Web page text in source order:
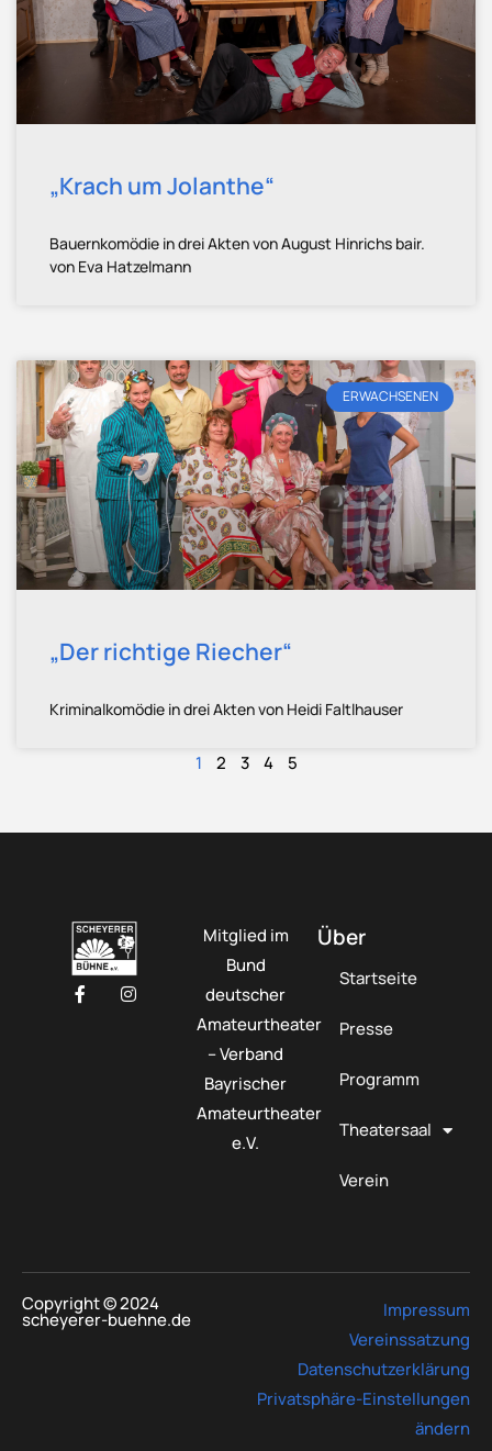
„Krach um Jolanthe“
Bauernkomödie in drei Akten von August Hinrichs bair.
von Eva Hatzelmann
ERWACHSENEN
„Der richtige Riecher“
Kriminalkomödie in drei Akten von Heidi Faltlhauser
1 2 3 4 5
Mitglied im
Bund
deutscher
Amateurtheater
– Verband
Bayrischer
Amateurtheater
e.V.
Über
Startseite
Presse
Programm
Theatersaal
Verein
Copyright © 2024
scheyerer-buehne.de
Impressum
Vereinssatzung
Datenschutzerklärung
Privatsphäre-Einstellungen
ändern